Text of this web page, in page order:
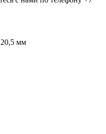
мм